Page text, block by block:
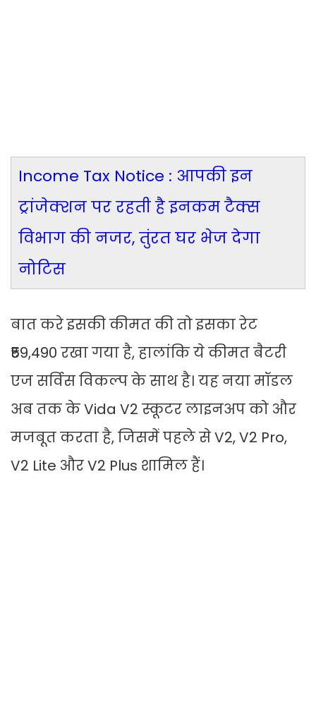
Income Tax Notice : आपकी इन
ट्रांजेक्शन पर रहती है इनकम टैक्स
विभाग की नजर, तुंरत घर भेज देगा
नोटिस
बात करे इसकी कीमत की तो इसका रेट
₹59,490 रखा गया है, हालांकि ये कीमत बैटरी
एज सर्विस विकल्प के साथ है। यह नया मॉडल
अब तक के Vida V2 स्कूटर लाइनअप को और
मजबूत करता है, जिसमें पहले से V2, V2 Pro,
V2 Lite और V2 Plus शामिल हैं।